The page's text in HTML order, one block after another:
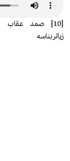
[10] صمد عقاب
زیاتر بناسە